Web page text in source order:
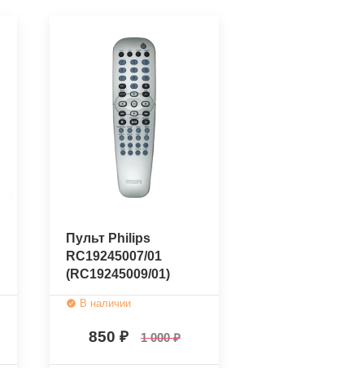
Пульт Philips
RC19245007/01
(RC19245009/01)
(оригинальный)
В наличии
850 1 000